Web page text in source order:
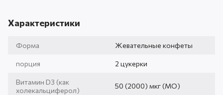
Характеристики
Форма Жевательные конфеты
порция 2 цукерки
Витамин D3 (как
холекальциферол)
50 (2000) мкг (МО)